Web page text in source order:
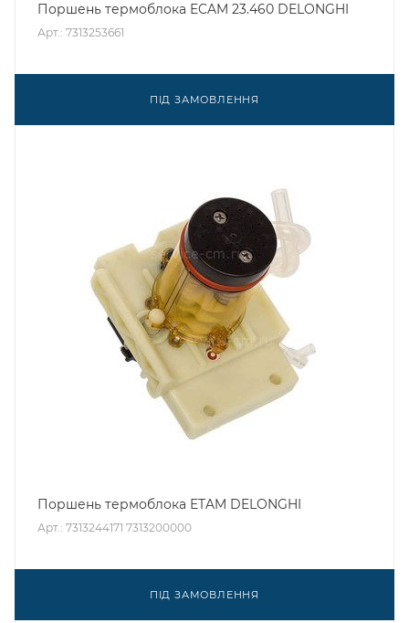
Поршень термоблока ECAM 23.460 DELONGHI
Арт.: 7313253661
ПІД ЗАМОВЛЕННЯ
Поршень термоблока ETAM DELONGHI
Арт.: 7313244171 7313200000
ПІД ЗАМОВЛЕННЯ